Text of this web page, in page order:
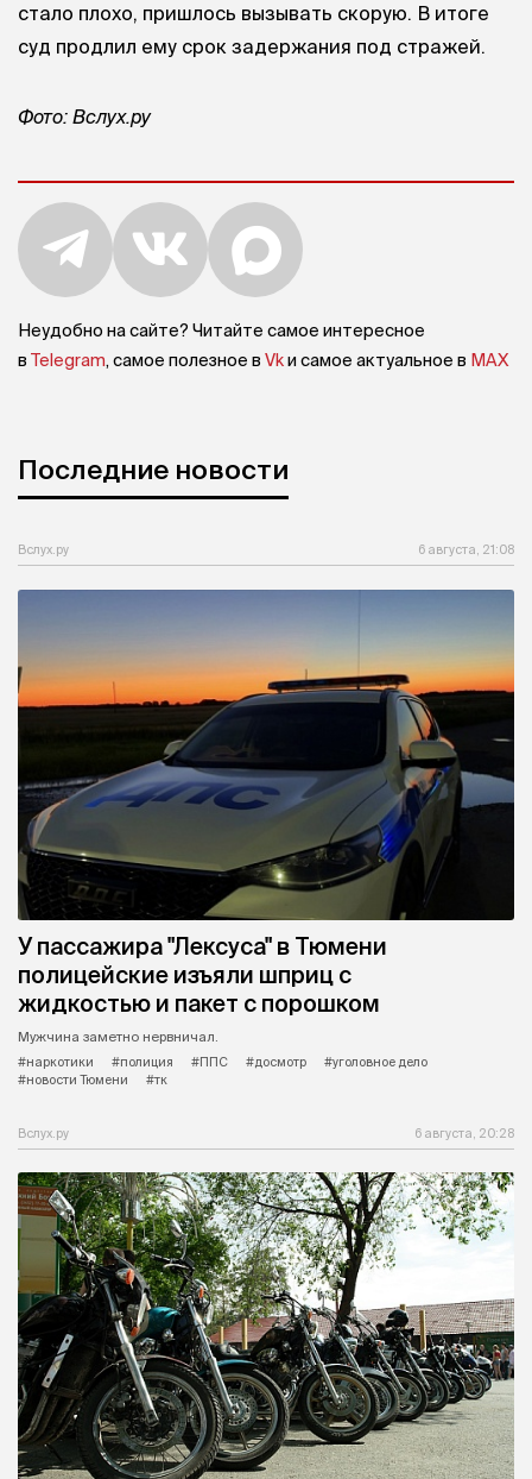
стало плохо, пришлось вызывать скорую. В итоге
суд продлил ему срок задержания под стражей.
Фото: Вслух.ру
Неудобно на сайте? Читайте самое интересное
в Telegram, самое полезное в Vkи самое актуальное в MAX
Последние новости
Вслух.ру 6 августа, 21:08
У пассажира "Лексуса" в Тюмени
полицейские изъяли шприц с
жидкостью и пакет с порошком
Мужчина заметно нервничал.
#наркотики
#полиция #ППС #досмотр
#уголовное дело
#новости Тюмени
#тк
Вслух.ру 6 августа, 20:28